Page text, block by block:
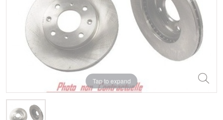
Tap to expand